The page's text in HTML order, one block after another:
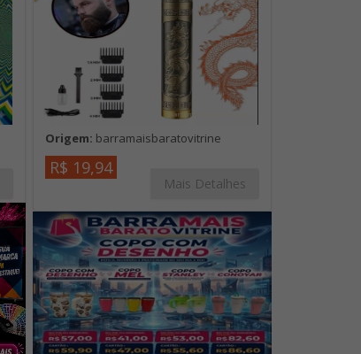
Origem: barramaisbaratovitrine
R$ 19,94
Mais Detalhes